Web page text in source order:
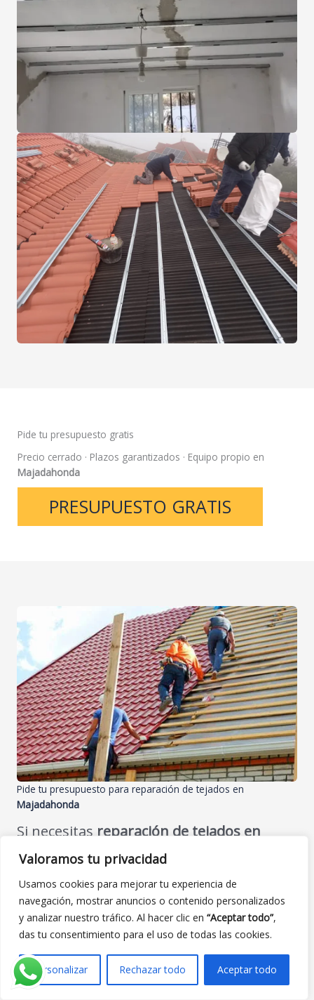
Valoramos tu privacidad
Usamos cookies para mejorar tu experiencia de
navegación, mostrar anuncios o contenido personalizados
y analizar nuestro tráfico. Al hacer clic en “Aceptar todo”,
das tu consentimiento para el uso de todas las cookies.
Personalizar Rechazar todo Aceptar todo
Pide tu presupuesto gratis
Precio cerrado · Plazos garantizados · Equipo propio en
Majadahonda
PRESUPUESTO GRATIS
Pide tu presupuesto para reparación de tejados en
Majadahonda
Si necesitas reparación de tejados en
impermeabilizar una terraza o azotea
reparar un tejado antiguo, da el primer
paso:
Cuéntanos qué problema tienes (goteras,
humedades, tejas rotas, filtraciones…).
Indícanos si se trata de vivienda,
comunidad o nave.